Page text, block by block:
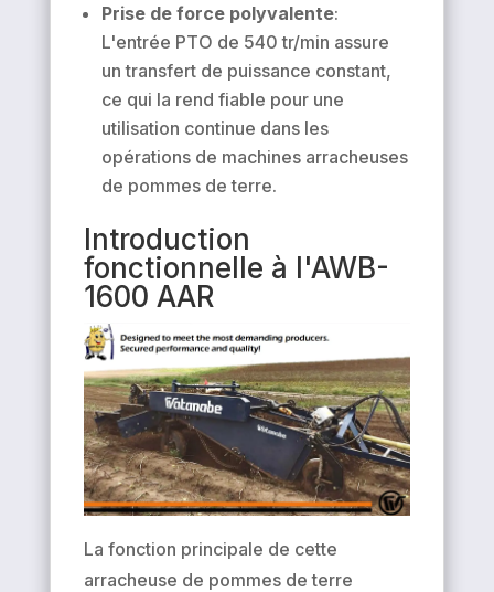
Prise de force polyvalente:
L'entrée PTO de 540 tr/min assure
un transfert de puissance constant,
ce qui la rend fiable pour une
utilisation continue dans les
opérations de machines arracheuses
de pommes de terre.
Introduction
fonctionnelle à l'AWB-
1600 AAR
La fonction principale de cette
arracheuse de pommes de terre